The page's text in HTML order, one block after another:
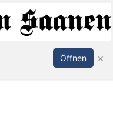
Anmelden
Öffnen ×